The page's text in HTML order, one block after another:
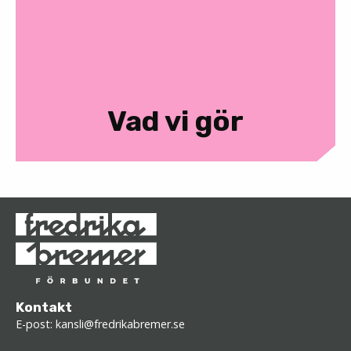
Vad vi gör
Kontakt
E-post: kansli@fredrikabremer.se